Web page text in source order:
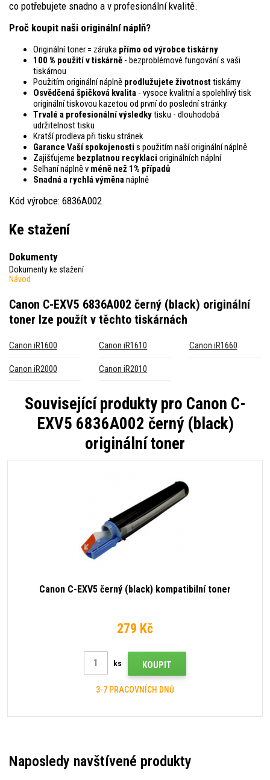
co potřebujete snadno a v profesionální kvalitě.
Proč koupit naši originální náplň?
Originální toner = záruka přímo od výrobce tiskárny
100 % použití v tiskárně - bezproblémové fungování s vaši
tiskárnou
Použitím originální náplně prodlužujete životnosttiskárny
Osvědčená špičková kvalita - vysoce kvalitní a spolehlivý tisk
originální tiskovou kazetou od první do poslední stránky
Trvalé a profesionální výsledkytisku - dlouhodobá
udržitelnost tisku
Kratší prodleva při tisku stránek
Garance Vaší spokojenosti s použitím naší originální náplně
Zajišťujeme bezplatnou recyklaci originálních náplní
Selhaní náplně v méně než 1% případů
Snadná a rychlá výměnanáplně
Kód výrobce: 6836A002
Ke stažení
Dokumenty
Dokumenty ke stažení
Návod
Canon C-EXV5 6836A002 černý (black) originální
toner lze použít v těchto tiskárnách
Canon iR1600 Canon iR1610 Canon iR1660
Canon iR2000 Canon iR2010
Související produkty pro Canon C-
EXV5 6836A002 černý (black)
originální toner
Canon C-EXV5 černý (black) kompatibilní toner
279 Kč
ks KOUPIT
3-7 PRACOVNÍCH DNŮ
Naposledy navštívené produkty